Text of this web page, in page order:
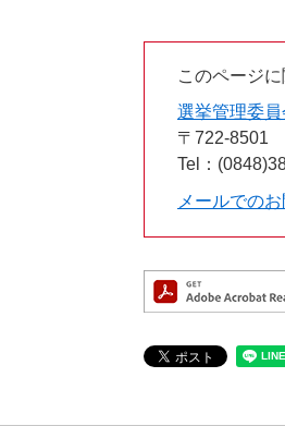
このページ
選挙管理委
〒722-8501
Tel：
メールでの